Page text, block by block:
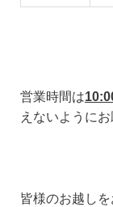
営業時間は
えないように
皆様のお越し